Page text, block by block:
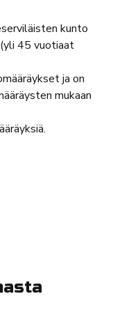
kunto
45 vuotiaat
ja on
mukaan